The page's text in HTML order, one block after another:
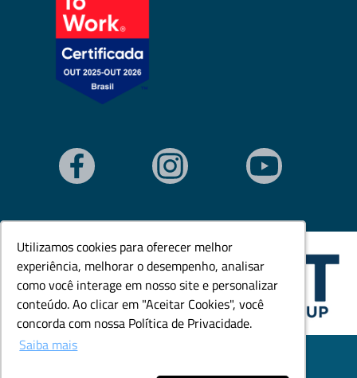
Utilizamos cookies para oferecer melhor
experiência, melhorar o desempenho, analisar
como você interage em nosso site e personalizar
conteúdo. Ao clicar em "Aceitar Cookies", você
concorda com nossa Política de Privacidade.
Saiba mais
Utilizamos cookies para oferecer melhor
experiência, melhorar o desempenho, analisar
como você interage em nosso site e personalizar
conteúdo. Ao clicar em "Aceitar Cookies", você
concorda com nossa Política de Privacidade.
Saiba mais
© Todos os direitos reservados. Goedert Ltda - CNPJ: